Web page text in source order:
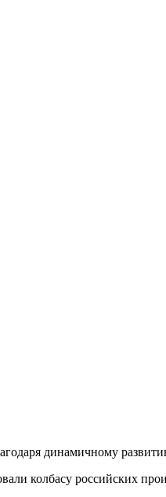
динамичному
колбасу российских